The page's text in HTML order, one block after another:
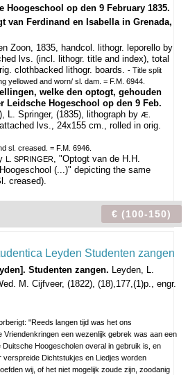
Hoogeschool op den 9 February 1835.
van Ferdinand en Isabella in Grenada,
Zoon, 1835, handcol. lithogr. leporello by
lvs. (incl. lithogr. title and index), total
clothbacked lithogr. boards. - Title split
yellowed and worn/ sl. dam. = F.M. 6944.
welke den optogt, gehouden
Leidsche Hogeschool op den 9 Feb.
L. Springer, (1835), lithograph by Æ.
lvs., 24x155 cm., rolled in orig.
sl. creased. = F.M. 6946.
L. SPRINGER, "Optogt van de H.H.
(...)" depicting the same
creased).
€ (100-150)
Studenten zangen. Leyden, L.
M. Cijfveer, (1822), (18),177,(1)p., engr.
"Reeds langen tijd was het ons
Vriendenkringen een wezenlijk gebrek was aan een
Hoogescholen overal in gebruik is, en
verspreide Dichtstukjes en Liedjes worden
wij, of het niet mogelijk zoude zijn, zoodanig